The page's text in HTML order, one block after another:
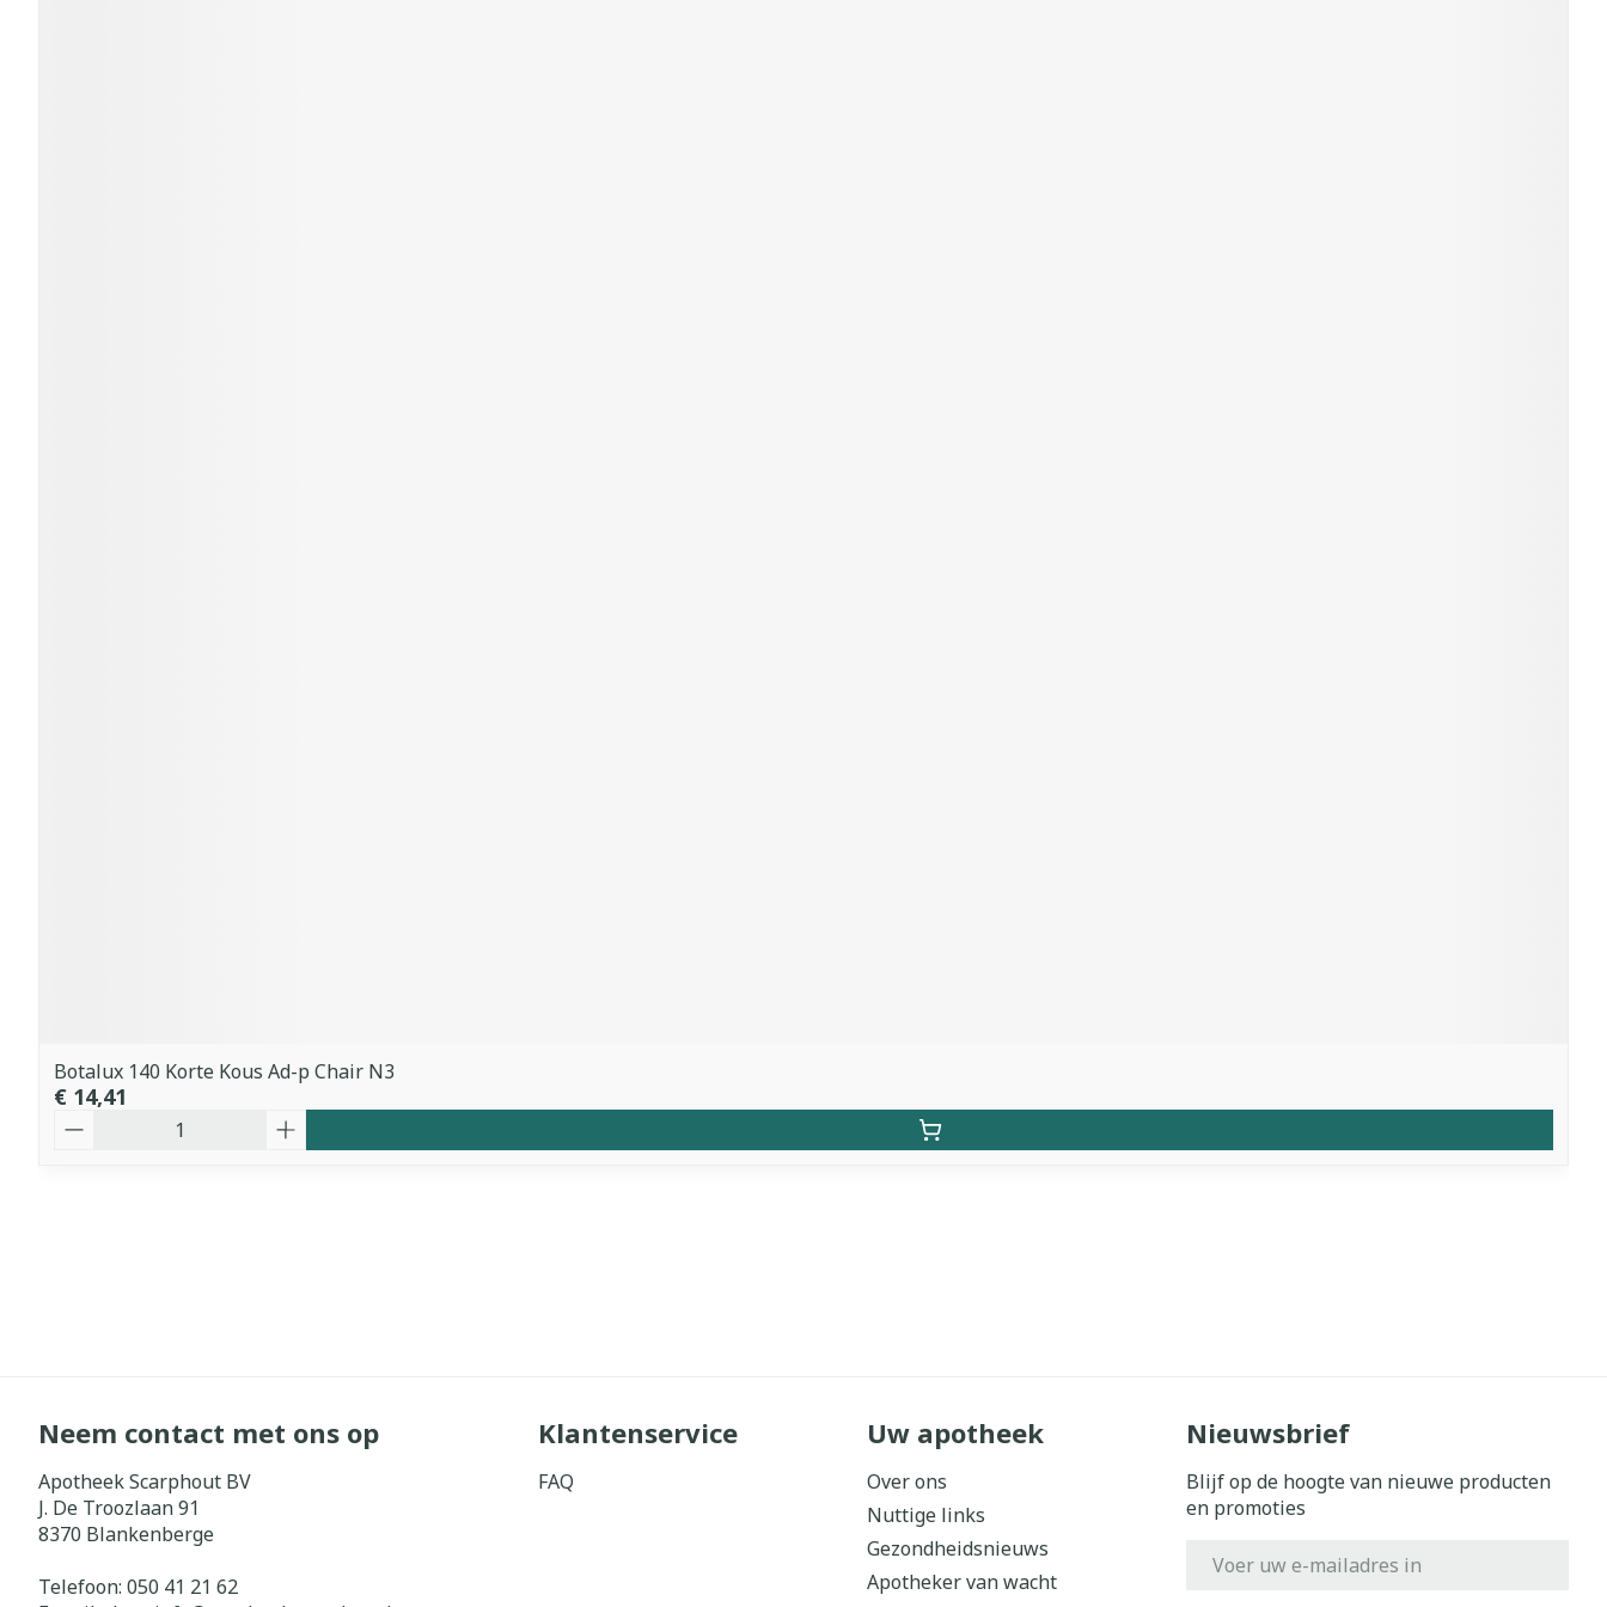
Botalux 140 Korte Kous Ad-p Chair N3
€ 14,41
Neem contact met ons op
Apotheek Scarphout BV
J. De Troozlaan 91
8370 Blankenberge
Telefoon: 050 41 21 62
Klantenservice
FAQ
Uw apotheek
Over ons
Nuttige links
Gezondheidsnieuws
Apotheker van wacht
Nieuwsbrief
Blijf op de hoogte van nieuwe producten
en promoties